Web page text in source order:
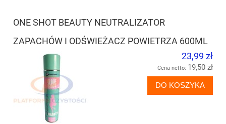
ONE SHOT BEAUTY NEUTRALIZATOR
ZAPACHÓW I ODŚWIEŻACZ POWIETRZA 600ML
23,99 zł
Cena netto: 19,50 zł
DO KOSZYKA